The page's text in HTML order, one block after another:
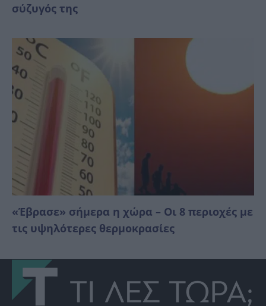
σύζυγός της
«Έβρασε» σήμερα η χώρα – Οι 8 περιοχές με
τις υψηλότερες θερμοκρασίες